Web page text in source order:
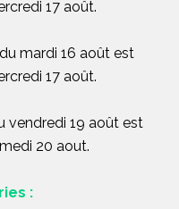
17 août.
mardi 16 août est
17 août.
vendredi 19 août est
20 aout.
: